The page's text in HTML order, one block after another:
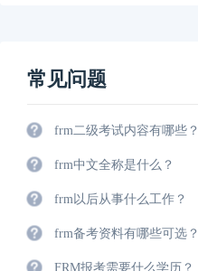
常见问题
frm二级考试内容有哪些？
frm中文全称是什么？
frm以后从事什么工作？
frm备考资料有哪些可选？
FRM报考需要什么学历？